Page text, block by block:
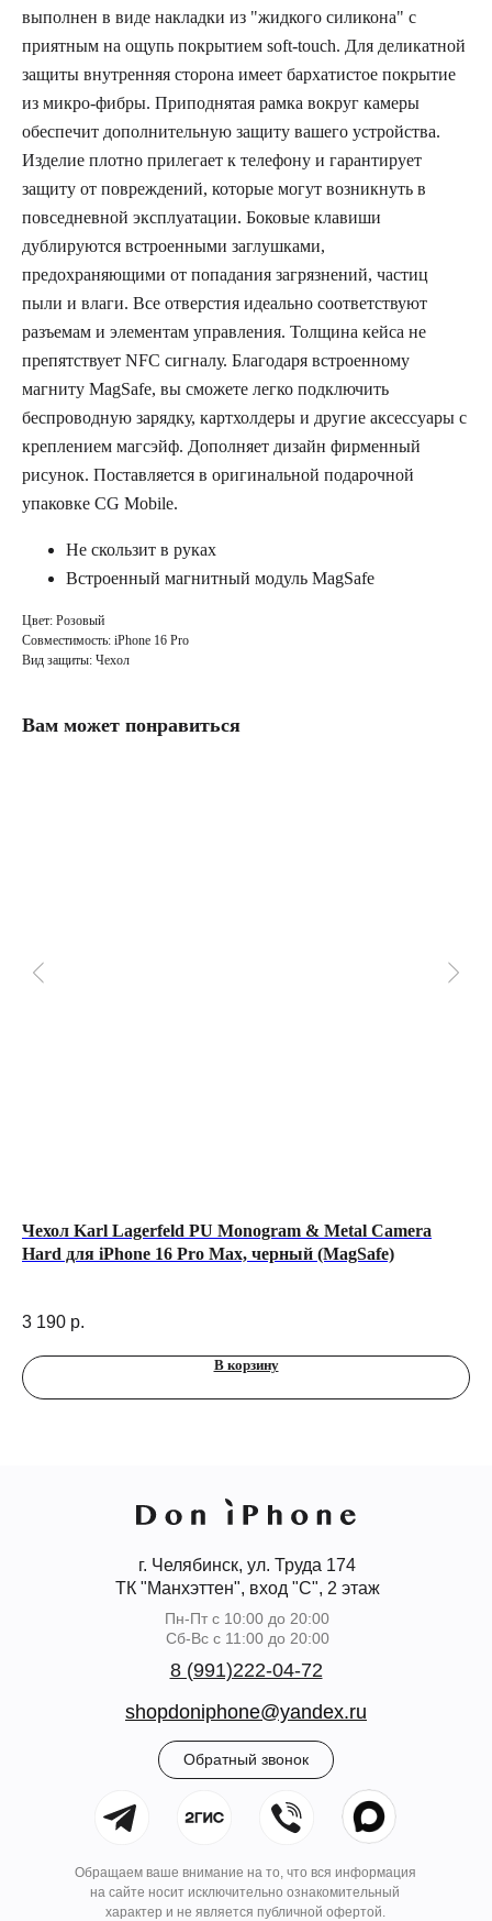
выполнен в виде накладки из "жидкого силикона" с
приятным на ощупь покрытием soft-touch. Для деликатной
защиты внутренняя сторона имеет бархатистое покрытие
из микро-фибры. Приподнятая рамка вокруг камеры
обеспечит дополнительную защиту вашего устройства.
Изделие плотно прилегает к телефону и гарантирует
защиту от повреждений, которые могут возникнуть в
повседневной эксплуатации. Боковые клавиши
дублируются встроенными заглушками,
предохраняющими от попадания загрязнений, частиц
пыли и влаги. Все отверстия идеально соответствуют
разъемам и элементам управления. Толщина кейса не
препятствует NFC сигналу. Благодаря встроенному
магниту MagSafe, вы сможете легко подключить
беспроводную зарядку, картхолдеры и другие аксессуары с
креплением магсэйф. Дополняет дизайн фирменный
рисунок. Поставляется в оригинальной подарочной
упаковке CG Mobile.
Не скользит в руках
Встроенный магнитный модуль MagSafe
Цвет: Розовый
Совместимость: iPhone 16 Pro
Вид защиты: Чехол
Вам может понравиться
Чехол Karl Lagerfeld PU Monogram & Metal Camera
Hard для iPhone 16 Pro Max, черный (MagSafe)
3 190 р.
В корзину
г. Челябинск, ул. Труда 174
ТК "Манхэттен", вход "С", 2 этаж
Пн-Пт с 10:00 до 20:00
Сб-Вс с 11:00 до 20:00
Обратный звонок
8 (991)222-04-72
shopdoniphone@yandex.ru
Обращаем ваше внимание на то, что вся информация
на сайте носит исключительно ознакомительный
характер и не является публичной офертой.